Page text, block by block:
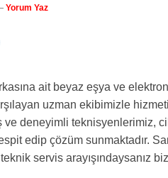
Yorum Yaz
ait beyaz eşya ve
uzman ekibimizle
ve deneyimli teknisyenlerimiz,
edip çözüm sunmaktadır.
servis arayışındaysanız